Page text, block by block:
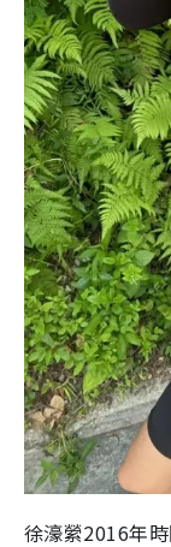
徐濠縈2016年